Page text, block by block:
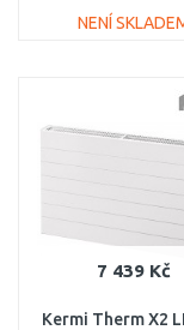
NENÍ
7 439 Kč
Kermi Therm X2